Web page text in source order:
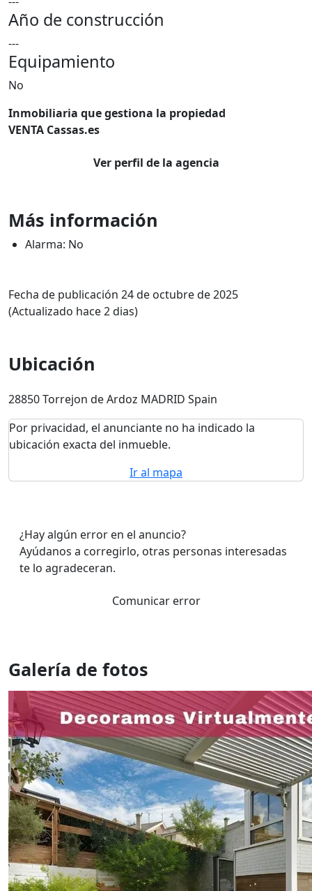
Año de construcción
---
Equipamiento
No
Inmobiliaria que gestiona la propiedad
VENTA Cassas.es
Ver perfil de la agencia
Más información
Alarma: No
Fecha de publicación 24 de octubre de 2025
(Actualizado hace 2 dias)
Ubicación
28850 Torrejon de Ardoz MADRID Spain
Por privacidad, el anunciante no ha indicado la
ubicación exacta del inmueble.
Ir al mapa
¿Hay algún error en el anuncio?
Ayúdanos a corregirlo, otras personas interesadas
te lo agradeceran.
Comunicar error
Galería de fotos